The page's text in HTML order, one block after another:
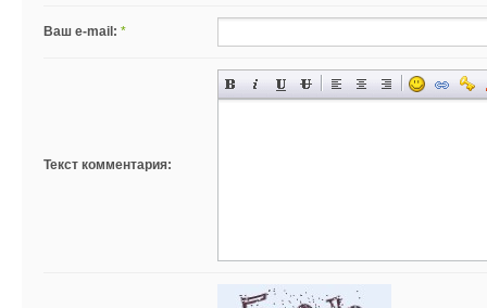
Ваш e-mail: *
Текст комментария: